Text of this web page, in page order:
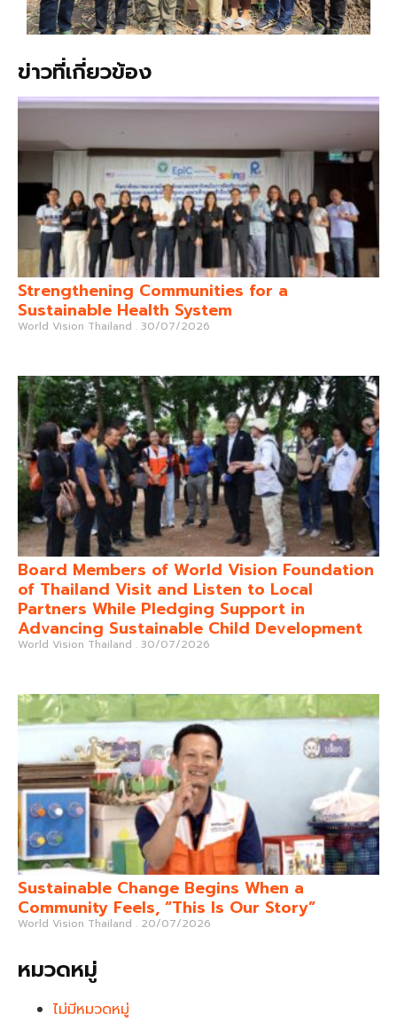
ข่าวที่เกี่ยวข้อง
Strengthening Communities for a
Sustainable Health System
World Vision Thailand 30/07/2026
Board Members of World Vision Foundation
of Thailand Visit and Listen to Local
Partners While Pledging Support in
Advancing Sustainable Child Development
World Vision Thailand 30/07/2026
Sustainable Change Begins When a
Community Feels, “This Is Our Story”
World Vision Thailand 20/07/2026
หมวดหมู่
ไม่มีหมวดหมู่